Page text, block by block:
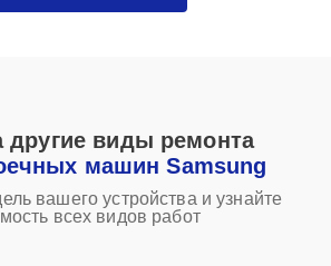
виды ремонта
машин Samsung
вашего устройства и узнайте
всех видов работ